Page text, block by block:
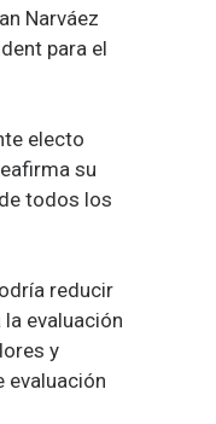
Narváez
para el
electo
su
todos los
reducir
evaluación
y
evaluación